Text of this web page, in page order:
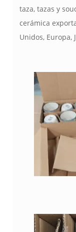
taza, tazas y
cerámica
Unidos, Europa,